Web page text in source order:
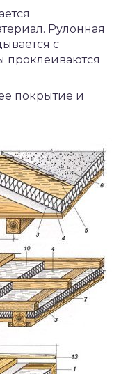
Рулонная
с
проклеиваются
покрытие и